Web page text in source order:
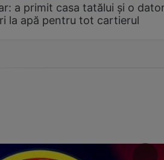
a primit casa tatălui și o
la apă pentru tot cartierul